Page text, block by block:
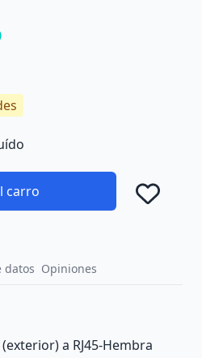
carro
datos Opiniones
a RJ45-Hembra